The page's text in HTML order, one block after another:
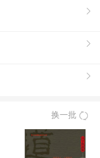
的障碍、束缚，
。 《图解
为你展一个迥异
背后佛教对生命
换一批